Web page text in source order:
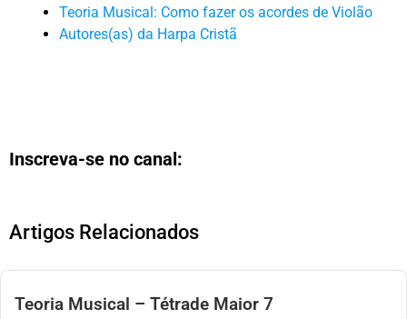
Teoria Musical: Como fazer os acordes de Violão
Autores(as) da Harpa Cristã
Inscreva-se no canal:
Artigos Relacionados
Teoria Musical – Tétrade Maior 7